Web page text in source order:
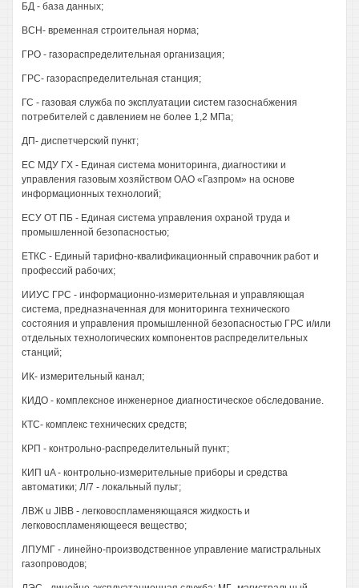
БД - база данных;
ВСН- временная строительная норма;
ГРО - газораспределительная организация;
ГРС- газораспределительная станция;
ГС - газовая служба по эксплуатации систем газоснабжения
потребителей с давлением не более 1,2 МПа;
ДП- диспетчерский пункт;
ЕС МДУ ГХ - Единая система мониторинга, диагностики и
управления газовым хозяйством ОАО «Газпром» на основе
информационных технологий;
ЕСУ ОТ ПБ - Единая система управления охраной труда и
промышленной безопасностью;
ЕТКС - Единый тарифно-квалификационный справочник работ и
профессий рабочих;
ИИУС ГРС - информационно-измерительная и управляющая
система, предназначенная для мониторинга технического
состояния и управления промышленной безопасностью ГРС и/или
отдельных технологических компонентов распределительных
станций;
ИК- измерительный канал;
КИДО - комплексное инженерное диагностическое обследование.
КТС- комплекс технических средств;
КРП - контрольно-распределительный пункт;
КИП uA - контрольно-измерительные приборы и средства
автоматики; Л/7 - локальный пульт;
ЛВЖ u JIBB - легковоспламеняющаяся жидкость и
легковоспламеняющееся вещество;
ЛПУМГ - линейно-производственное управление магистральных
газопроводов;